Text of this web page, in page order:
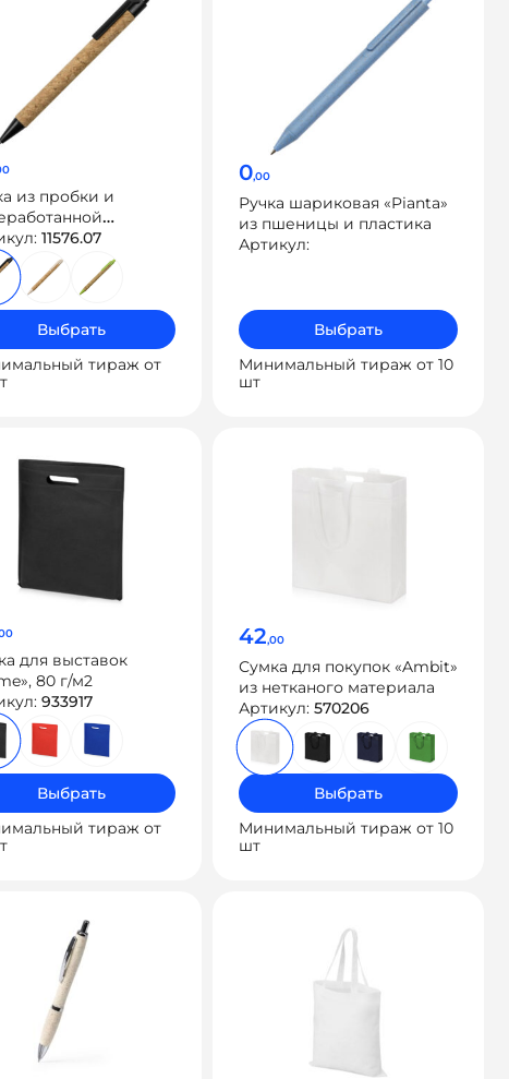
из пробки и
шариковая
11576.07
Выбрать
тираж от
0,00
Ручка шариковая «Pianta»
из пшеницы и пластика
Артикул:
Выбрать
Минимальный тираж от 10
шт
для выставок
80 г/м2
933917
Выбрать
тираж от
42,00
Сумка для покупок «Ambit»
из нетканого материала
Артикул: 570206
Выбрать
Минимальный тираж от 10
шт